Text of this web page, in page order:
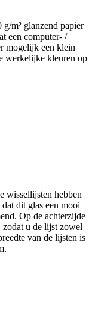
m² glanzend papier
een computer- /
mogelijk een klein
werkelijke kleuren op
wissellijsten hebben
dit glas een mooi
Op de achterzijde
u de lijst zowel
van de lijsten is